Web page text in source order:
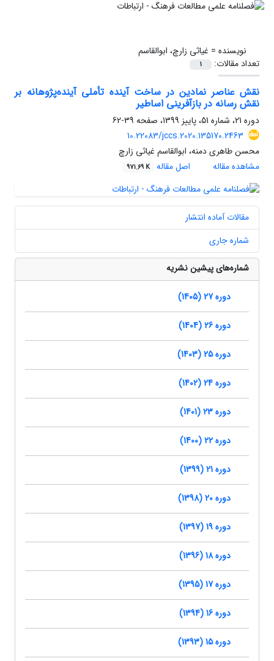
نویسنده = غیاثی زارچ، ابوالقاسم
تعداد مقالات:
1
نقش عناصر نمادین در ساخت آینده تأملی آینده‌پژوهانه بر
نقش رسانه در بازآفرینی اساطیر
دوره 21، شماره 51، پاییز 1399، صفحه
39-62
10.22083/jccs.2020.135170.2463
محسن طاهری دمنه، ابوالقاسم غیاثی زارچ
مشاهده مقاله
اصل مقاله 971.69 K
مقالات آماده انتشار
شماره جاری
شماره‌های پیشین نشریه
دوره 27 (1405)
دوره 26 (1404)
دوره 25 (1403)
دوره 24 (1402)
دوره 23 (1401)
دوره 22 (1400)
دوره 21 (1399)
دوره 20 (1398)
دوره 19 (1397)
دوره 18 (1396)
دوره 17 (1395)
دوره 16 (1394)
دوره 15 (1393)